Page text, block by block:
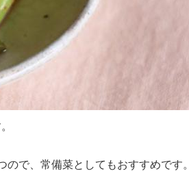
で、常備菜としてもおすすめです。